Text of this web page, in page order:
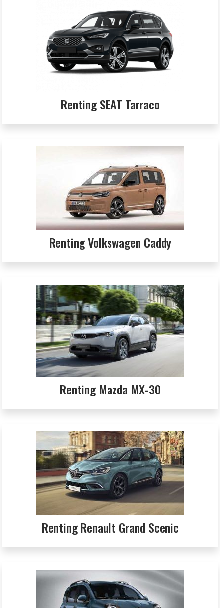
Renting SEAT Tarraco
Renting Volkswagen Caddy
Renting Mazda MX-30
Renting Renault Grand Scenic